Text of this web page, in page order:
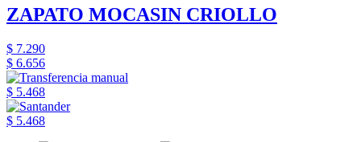
ZAPATO MOCASIN CRIOLLO
$ 7.290
$ 6.656
$ 5.468
$ 5.468